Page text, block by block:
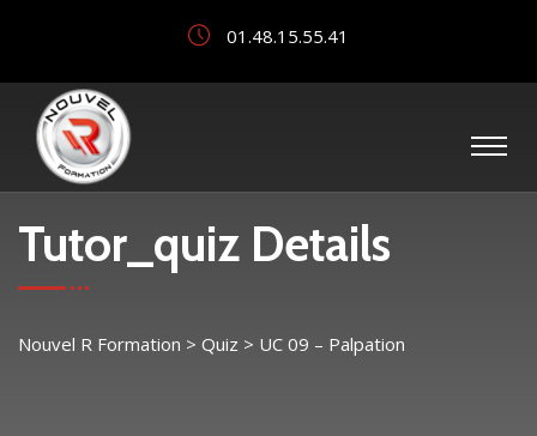
01.48.15.55.41
Tutor_quiz Details
Nouvel R Formation > Quiz > UC 09 – Palpation